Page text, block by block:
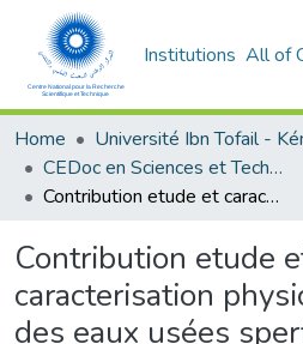
Institutions All of
Home
CEDoc en Sciences et Techniques et Sciences Médicales (CED - STSM)
Contribution etude et caracterisation physic-chimiques des eaux usées sperficielles de l'Oued SBOU et l'oued BAHET SIDI SLIMANE
Contribution etude
caracterisation
des eaux usées